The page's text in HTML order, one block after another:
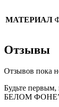
МАТЕРИАЛ
Отзывы
Отзывов пока
Будьте
БЕЛОМ